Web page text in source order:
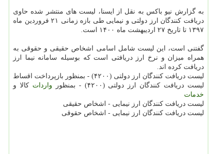
به گزارش نیو باکس به نقل از ایسنا، لیست های منتشر شده حاوی
دریافت کنندگان ارز دولتی و نیمایی طی بازه زمانی ۲۱ فروردین ماه
۱۳۹۷ تا تاریخ ۲۷ اردیبهشت ماه ۱۴۰۰ است.
گفتنی است، این لیست شامل اسامی اشخاص حقیقی و حقوقی به
همراه میزان و نرخ ارز دریافتی است که بوسیله سامانه نیما ارز
دریافت کرده اند.
لیست دریافت کنندگان ارز دولتی (۴۲۰۰) - بمنظور بازپرداخت اقساط
لیست دریافت کنندگان ارز دولتی (۴۲۰۰) - بمنظور
واردات کالا و
خدمات
لیست دریافت کنندگان ارز نیمایی - اشخاص حقیقی
لیست دریافت کنندگان ارز نیمایی - اشخاص حقوقی